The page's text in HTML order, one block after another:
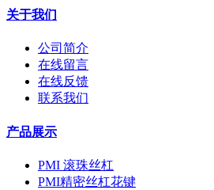
关于我们
公司简介
在线留言
在线反馈
联系我们
产品展示
PMI 滚珠丝杠
PMI精密丝杠花键